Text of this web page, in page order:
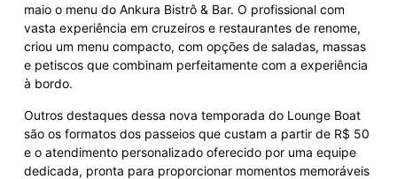
maio o menu do Ankura Bistrô & Bar. O profissional com
vasta experiência em cruzeiros e restaurantes de renome,
criou um menu compacto, com opções de saladas, massas
e petiscos que combinam perfeitamente com a experiência
à bordo.
Outros destaques dessa nova temporada do Lounge Boat
são os formatos dos passeios que custam a partir de R$ 50
e o atendimento personalizado oferecido por uma equipe
dedicada, pronta para proporcionar momentos memoráveis